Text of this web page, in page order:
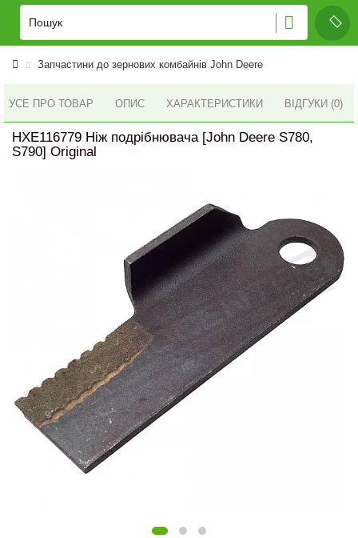
Запчастини до зернових комбайнів John Deere
УСЕ ПРО ТОВАР ОПИС ХАРАКТЕРИСТИКИ ВІДГУКИ (0)
HXE116779 Ніж подрібнювача [John Deere S780,
S790] Original